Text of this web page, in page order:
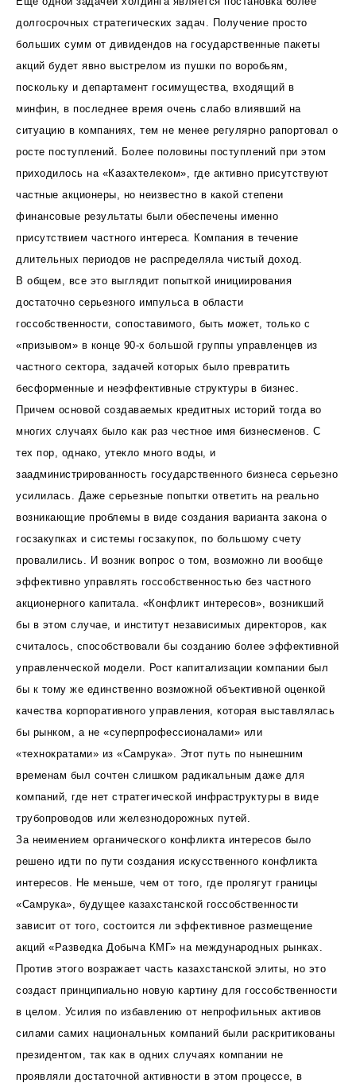
долгосрочных стратегических задач. Получение просто
больших сумм от дивидендов на государственные пакеты
акций будет явно выстрелом из пушки по воробьям,
поскольку и департамент госимущества, входящий в
минфин, в последнее время очень слабо влиявший на
ситуацию в компаниях, тем не менее регулярно рапортовал о
росте поступлений. Более половины поступлений при этом
приходилось на «Казахтелеком», где активно присутствуют
частные акционеры, но неизвестно в какой степени
финансовые результаты были обеспечены именно
присутствием частного интереса. Компания в течение
длительных периодов не распределяла чистый доход.
В общем, все это выглядит попыткой инициирования
достаточно серьезного импульса в области
госсобственности, сопоставимого, быть может, только с
«призывом» в конце 90-х большой группы управленцев из
частного сектора, задачей которых было превратить
бесформенные и неэффективные структуры в бизнес.
Причем основой создаваемых кредитных историй тогда во
многих случаях было как раз честное имя бизнесменов. С
тех пор, однако, утекло много воды, и
заадминистрированность государственного бизнеса серьезно
усилилась. Даже серьезные попытки ответить на реально
возникающие проблемы в виде создания варианта закона о
госзакупках и системы госзакупок, по большому счету
провалились. И возник вопрос о том, возможно ли вообще
эффективно управлять госсобственностью без частного
акционерного капитала. «Конфликт интересов», возникший
бы в этом случае, и институт независимых директоров, как
считалось, способствовали бы созданию более эффективной
управленческой модели. Рост капитализации компании был
бы к тому же единственно возможной объективной оценкой
качества корпоративного управления, которая выставлялась
бы рынком, а не «суперпрофессионалами» или
«технократами» из «Самрука». Этот путь по нынешним
временам был сочтен слишком радикальным даже для
компаний, где нет стратегической инфраструктуры в виде
трубопроводов или железнодорожных путей.
За неимением органического конфликта интересов было
решено идти по пути создания искусственного конфликта
интересов. Не меньше, чем от того, где пролягут границы
«Самрука», будущее казахстанской госсобственности
зависит от того, состоится ли эффективное размещение
акций «Разведка Добыча КМГ» на международных рынках.
Против этого возражает часть казахстанской элиты, но это
создаст принципиально новую картину для госсобственности
в целом. Усилия по избавлению от непрофильных активов
силами самих национальных компаний были раскритикованы
президентом, так как в одних случаях компании не
проявляли достаточной активности в этом процессе, в